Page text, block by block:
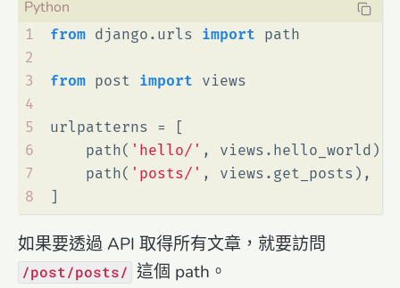
1
2
3
4
5
6
7
8
from django.urls import path
from post import views
urlpatterns = [
    path(
'hello/' , views.hello_world),
    path(
'posts/' , views.get_posts),
]
如果要透過 API 取得所有文章，就要訪問
/post/posts/ 這個 path。